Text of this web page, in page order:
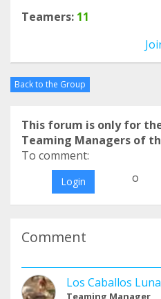
Teamers: 11
Back to the Group
This forum is only for
Teaming Managers of
To comment:
Login o
Comment
Los Caballos
Teaming Manager